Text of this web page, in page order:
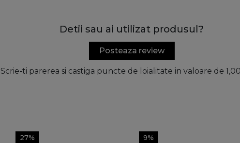
Detii sau ai utilizat produsul?
Posteaza review
Scrie-ti parerea si castiga puncte de loialitate in valoare de
27% 9%